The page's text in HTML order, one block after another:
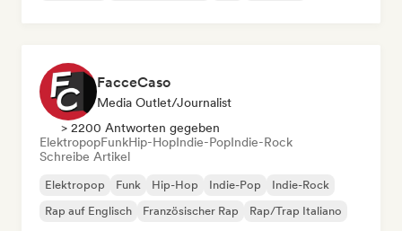
FacceCaso
Media Outlet/Journalist
> 2200 Antworten gegeben
ElektropopFunkHip-HopIndie-PopIndie-Rock
Schreibe Artikel
Elektropop Funk Hip-Hop Indie-Pop
Indie-Rock
Rap auf Englisch
Französischer Rap Rap/Trap Italiano